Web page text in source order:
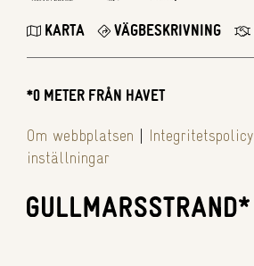
KARTA VÄGBESKRIVNING
*0 METER FRÅN HAVET
Om webbplatsen Integritetspolicy
inställningar